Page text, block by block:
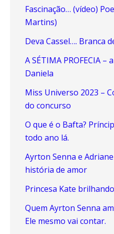
Fascinação… (vídeo)
Martins)
Deva Cassel…. Branca
A SÉTIMA PROFECIA –
Daniela
Miss Universo 2023 –
do concurso
O que é o Bafta?
todo ano lá.
Ayrton Senna e
história de amor
Princesa Kate
Quem Ayrton Senna
Ele mesmo vai contar.